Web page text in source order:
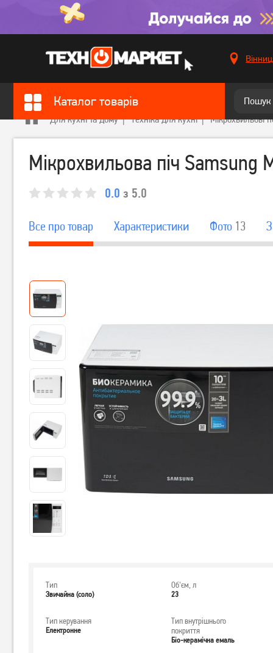
Каталог товарів
Для кухні та дому Техніка для кухні Мікрохвильові
Мікрохвильова піч Samsung
0.0 з 5.0
Все про товар Характеристики Фото 13
Тип
Звичайна (соло)
Об'єм, л
23
Тип керування
Електронне
Тип внутрішнього
покриття
Біо-керамічна емаль